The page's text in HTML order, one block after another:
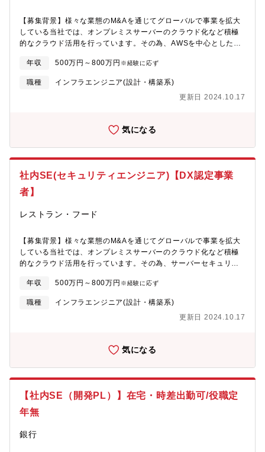
【募集背景】様々な業態のM&Aを通じてグローバルで事業を拡大
している当社では、オンプレミスサーバーのクラウド化など積極
的なクラウド活用を行っています。その為、AWSを中心としたク
AWS以外にもAzure・GCPと様々なクラウドを活用して、事業拡
大のスピードアップをしていきます。将来的にはクラウド基盤を
活用したインフラ設計やシステム/DB構築・DevOpsなどの自動化
等に携われる可能性があります。【職務詳細】■ITインフラの企画/
の参加 等【配属先】IT本部：約80名在籍 ※管理職をはじめ中途
社。コロナ禍でも海外事業のテイクアウトが好調です。IT投資に
務内製化を推進しております。 ■全社で働き方改革も行ってお
り、現在は毎月20時間程度の残業時間で完全週休二日制と働きや
ス ■最先端技術を検討可能/クラウド・AI・IoT・モバイルといっ
ーとも定期的なミーティングを行っており、最新の情報を入手で
きる環境です
年収 500万円～800万円 ※経験に応ず
職種
インフラエンジニア(設計・構築系)
更新日 2024.10.17
気になる
社内SE(セキュリティエンジニア)【DX認定事業
者】
レストラン・フード
【募集背景】様々な業態のM&Aを通じてグローバルで事業を拡大
している当社では、オンプレミスサーバーのクラウド化など積極
的なクラウド活用を行っています。その為、サーバーセキュリテ
しての対応が急務になっています。また、全社的にセキュリティ
体制を強化しており、情報処理安全確保支援士の育成など、対応
出来る組織強化を行っています。将来的にはSecOpsなどの自動化
等に携われる可能性があります。【職務詳細】同社全体のセキュ
入後の保守/運用設計/外部ベンダーとの、折衝、管理 ・諸プロジ
理職をはじめ中途入社者が多い環境です 【企業の魅力】 ■外食業
です。IT投資についても積極的で、投資費用の約3割がIT投資が占
めています。業務内製化を推進しております。 ■全社で働き方改
日制と働きやすい環境です。■自社インフラ基盤×100種類を超え
年収 500万円～800万円 ※経験に応ず
職種
インフラエンジニア(設計・構築系)
更新日 2024.10.17
気になる
【社内SE（開発PL）】在宅・時差出勤可/役職定
年無
銀行